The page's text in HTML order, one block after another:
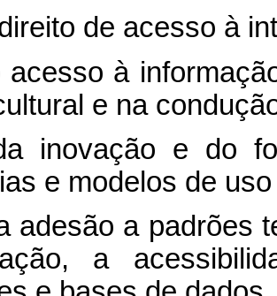
de acesso à
acesso à
e na
inovação e do
e modelos de
adesão a padrões
a